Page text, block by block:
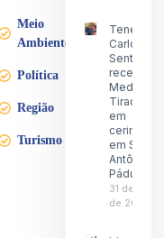
Meio
Ambiente
Política
Região
Turismo
Tenente
Carlos
Sentinela
recebe a
Medalha
em
cerimônia
em Santo
Antônio
Pádua
31 de julho
de 2026